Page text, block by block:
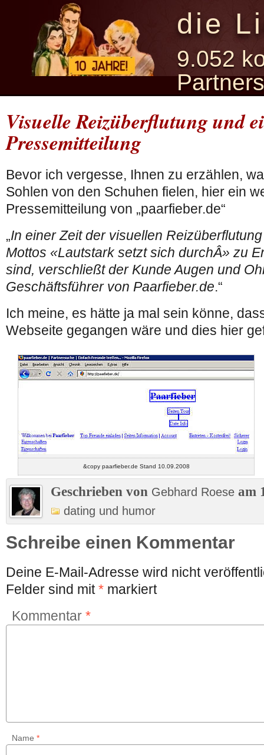
die
9.052
Visuelle Reizüberflutung und
Pressemitteilung
Bevor ich vergesse, Ihnen zu erzählen,
Sohlen von den Schuhen fielen, hier ein
Pressemitteilung von „paarfieber.de“
„In einer Zeit der visuellen
Mottos «Lautstark setzt sich durchÂ» zu
sind, verschließt der Kunde Augen und
Geschäftsführer von Paarfieber.de.“
Ich meine, es hätte ja mal sein könne,
Webseite gegangen wäre und dies hier
&copy paarfieber.de Stand 10.09.2008
Geschrieben von Gebhard Roese am
dating und humor
Schreibe einen Kommentar
Deine E-Mail-Adresse wird nicht
Felder sind mit* markiert
Kommentar *
Name *